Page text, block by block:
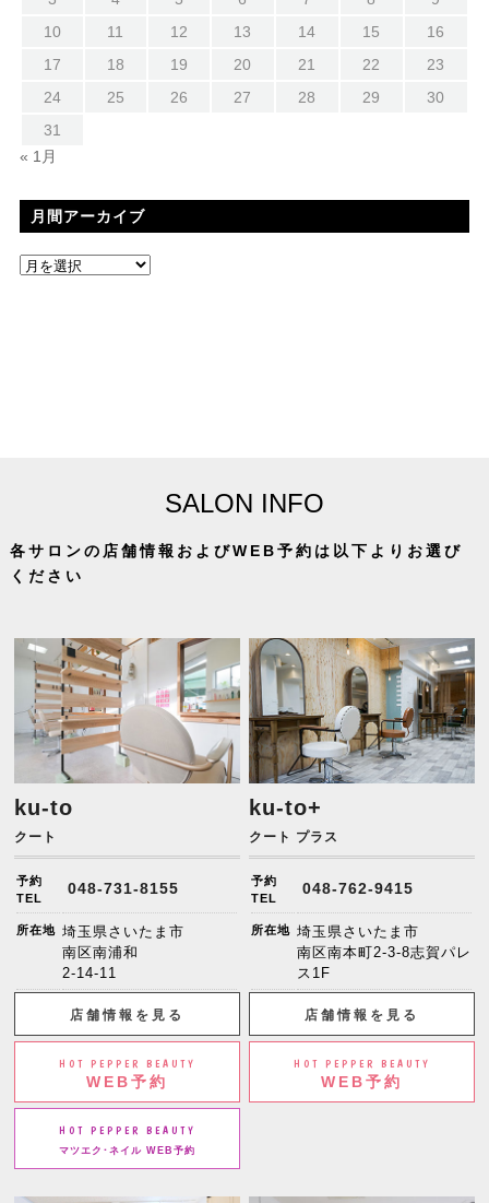
10
11 12 13 14 15
16
17
18 19 20 21 22
23
24
25 26 27 28 29
30
31
« 1月
月間アーカイブ
SALON INFO
各サロンの店舗情報およびWEB予約は以下よりお選び
ください
ku-to
クート
予約
TEL
048-731-8155
所在地 埼玉県さいたま市
南区南浦和
2-14-11
店舗情報を見る
HOT PEPPER BEAUTY
WEB予約
HOT PEPPER BEAUTY
マツエク･ネイル WEB予約
ku-to+
クート プラス
予約
TEL
048-762-9415
所在地 埼玉県さいたま市
南区南本町2-3-8志賀パレ
ス1F
店舗情報を見る
HOT PEPPER BEAUTY
WEB予約